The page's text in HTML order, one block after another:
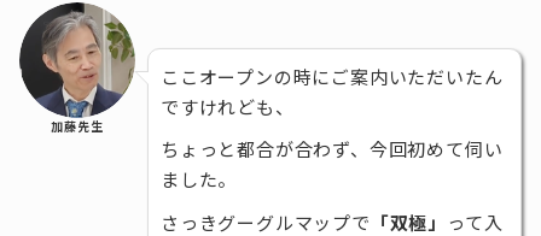
加藤先生
ここオープンの時にご案内いただいたん
ですけれども、
ちょっと都合が合わず、今回初めて伺い
ました。
さっきグーグルマップで 「双極」
って入